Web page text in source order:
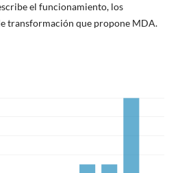
el funcionamiento, los
transformación que propone MDA.